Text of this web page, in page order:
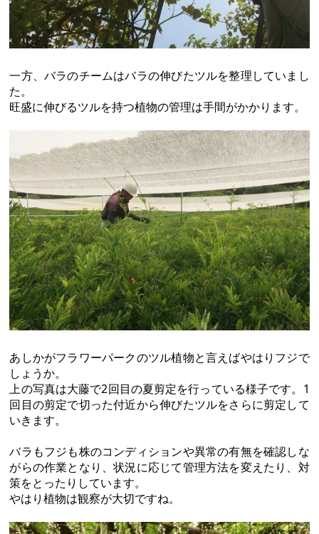
一方、バラのチームはバラの伸びたツルを整理していまし
た。
旺盛に伸びるツルを持つ植物の管理は手間がかかります。
あしかがフラワーパークのツル植物と言えばやはりフジで
しょうか。
上の写真は大藤で2回目の夏剪定を行っている様子です。1
回目の剪定で切った付近から伸びたツルをさらに剪定して
いきます。
バラもフジも株のコンディションや異常の有無を確認しな
がらの作業となり、状況に応じて管理方法を変えたり、対
策をとったりしています。
やはり植物は観察が大切ですね。